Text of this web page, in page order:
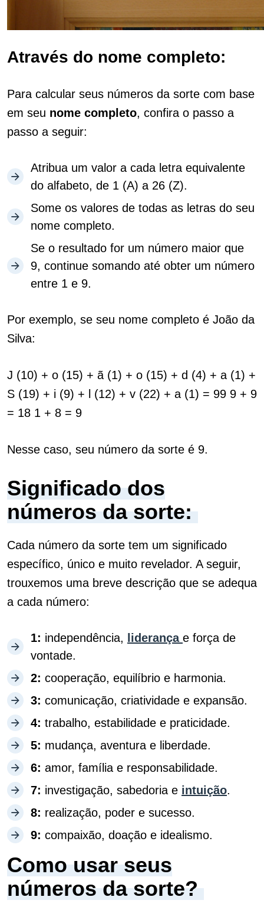
Através do nome completo:
Para calcular seus números da sorte com base
em seu nome completo, confira o passo a
passo a seguir:
Atribua um valor a cada letra equivalente
do alfabeto, de 1 (A) a 26 (Z).
Some os valores de todas as letras do seu
nome completo.
Se o resultado for um número maior que
9, continue somando até obter um número
entre 1 e 9.
Por exemplo, se seu nome completo é João da
Silva:
J (10) + o (15) + ã (1) + o (15) + d (4) + a (1) +
S (19) + i (9) + l (12) + v (22) + a (1) = 99 9 + 9
= 18 1 + 8 = 9
Nesse caso, seu número da sorte é 9.
Significado dos
números da sorte:
Cada número da sorte tem um significado
específico, único e muito revelador. A seguir,
trouxemos uma breve descrição que se adequa
a cada número:
1: independência, liderança e força de
vontade.
2: cooperação, equilíbrio e harmonia.
3: comunicação, criatividade e expansão.
4: trabalho, estabilidade e praticidade.
5: mudança, aventura e liberdade.
6: amor, família e responsabilidade.
7: investigação, sabedoria e intuição.
8: realização, poder e sucesso.
9: compaixão, doação e idealismo.
Como usar seus
números da sorte?